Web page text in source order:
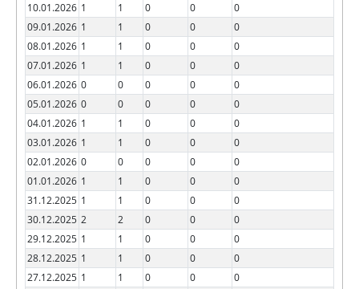
10.01.2026 1 1 0 0
0
09.01.2026 1 1 0 0
0
08.01.2026 1 1 0 0
0
07.01.2026 1 1 0 0
0
06.01.2026 0 0 0 0
0
05.01.2026 0 0 0 0
0
04.01.2026 1 1 0 0
0
03.01.2026 1 1 0 0
0
02.01.2026 0 0 0 0
0
01.01.2026 1 1 0 0
0
31.12.2025 1 1 0 0
0
30.12.2025 2 2 0 0
0
29.12.2025 1 1 0 0
0
28.12.2025 1 1 0 0
0
27.12.2025 1 1 0 0
0